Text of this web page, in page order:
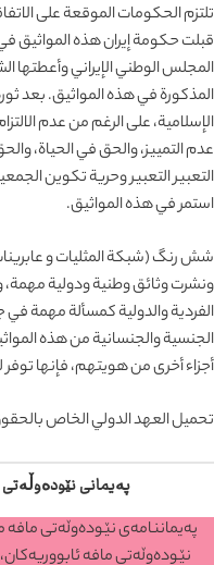
تلتزم الحكومات الموقعة على
المجلس الوطني الإيراني وأعطتها
الإسلامية، على الرغم من عدم
عدم التمييز، والحق في الحياة،
التعبير التعبير وحرية تكوين
استمر في هذه المواثيق.
شش رنگ (شبكة المثليات و عابرينات
ونشرت وثائق وطنية ودولية
الفردية والدولية كمسألة مهمة في
الجنسية والجنسانية من هذه
أجزاء أخرى من هويتهم، فإنها
تحميل العهد الدولي الخاص
پەیمانی